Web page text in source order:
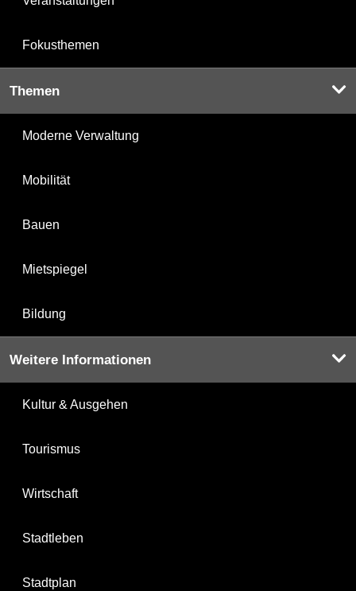
Fokusthemen
Themen
Moderne Verwaltung
Mobilität
Bauen
Mietspiegel
Bildung
Weitere Informationen
Kultur & Ausgehen
Tourismus
Wirtschaft
Stadtleben
Stadtplan